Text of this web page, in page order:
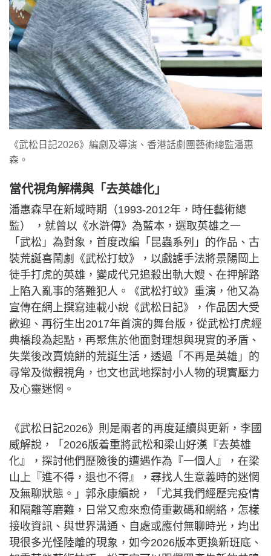
《武松日記2026》編劇及導演、香港話劇團藝術總監潘惠
森。
當代視角解構與「去英雄化」
潘惠森早在新域時期（1993-2012年，時任藝術總
監） ，就曾以《水滸傳》為藍本，選取英雄之一
「武松」為對象，首度改編「昆蟲系列」的作品、古
裝荒誕喜鬧劇《武松打蚊》，以戲謔手法將景陽岡上
徒手打虎的英雄，變成代兄追殺出軌大嫂、在押解路
上陷入亂事的落難犯人。《武松打蚊》重演，他又為
宣傳在網上撰寫連載小說《武松日記》，作品因大受
歡迎、再衍生出2017年首演的舞台版，從武松打虎經
典橋段為起點，再聚焦於他面對理想與現實的矛盾、
失業後改賣燒餅的荒誕生活，透過「不再是英雄」的
尋常及微觀視角，也文也武地探討小人物的現實壓力
及心靈迷惘。
《武松日記2026》則是兩者的再度延續與更新，李國
威解說，「2026版着重將武松和梁山好漢『去英雄
化』，探討他們歷險後的遭遇作為『一個人』，在梁
山上『進不得，退也不得』，尋找人生意義時的迷惘
及無聊狀態。」郭永康續說，「尤其我們經歷完疫情
和隔離等磨難，日常又愈來愈倚重數碼和網絡，怎樣
接收資訊、與世界溝通、自處或應付無聊時光，均出
現很多光怪陸離的現象，如今2026版本更換新班底、